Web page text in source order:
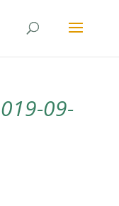
09-